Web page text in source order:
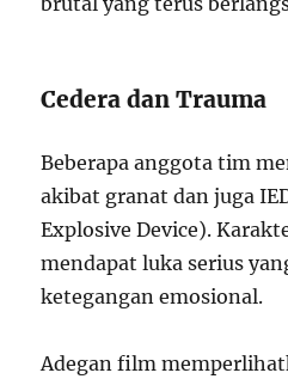
Cedera dan Trauma
Beberapa anggota tim
akibat granat dan juga
Explosive Device).
mendapat luka serius
ketegangan emosional.
Adegan film